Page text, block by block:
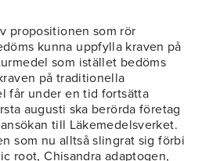
propositionen som rör
kunna uppfylla kraven på
som istället bedöms
på traditionella
får under en tid fortsätta
augusti ska berörda företag
till Läkemedelsverket.
som nu alltså slingrat sig förbi
root, Chisandra adaptogen,